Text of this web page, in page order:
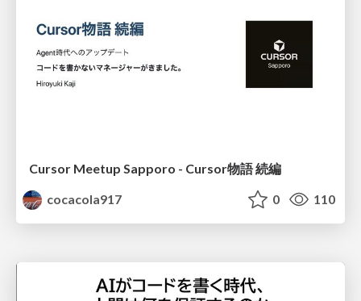
Cursor Meetup Sapporo - Cursor物語 続編
cocacola917
0 110